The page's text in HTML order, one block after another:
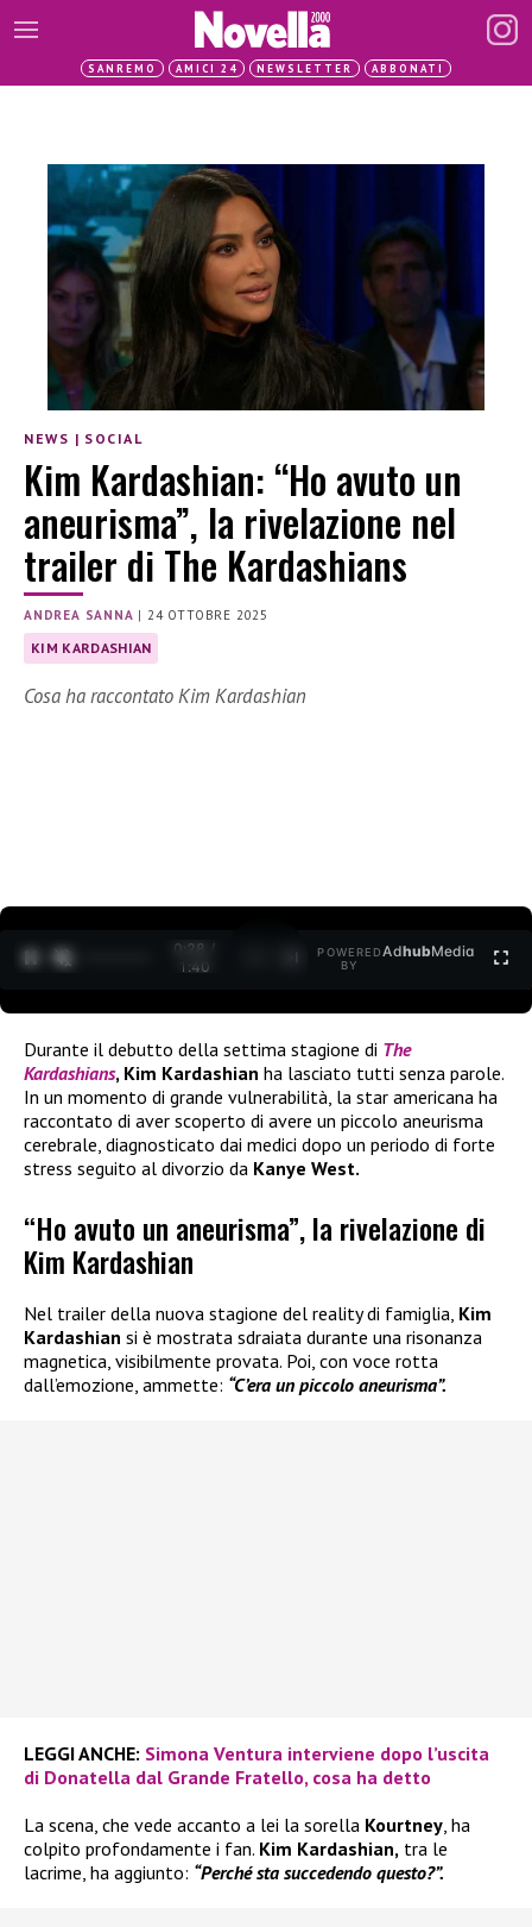
SANREMO AMICI 24 NEWSLETTER ABBONATI
NEWS | SOCIAL
Kim Kardashian: “Ho avuto un
aneurisma”, la rivelazione nel
trailer di The Kardashians
ANDREA SANNA |24 OTTOBRE 2025
KIM KARDASHIAN
Cosa ha raccontato Kim Kardashian
0:29 /
1:40
POWERED
BY
AdhubMedia
Durante il debutto della settima stagione di The
Kardashians, Kim Kardashian ha lasciato tutti senza parole.
In un momento di grande vulnerabilità, la star americana ha
raccontato di aver scoperto di avere un piccolo aneurisma
cerebrale, diagnosticato dai medici dopo un periodo di forte
stress seguito al divorzio da Kanye West.
“Ho avuto un aneurisma”, la rivelazione di
Kim Kardashian
Nel trailer della nuova stagione del reality di famiglia, Kim
Kardashian si è mostrata sdraiata durante una risonanza
magnetica, visibilmente provata. Poi, con voce rotta
dall’emozione, ammette: “C’era un piccolo aneurisma”.
LEGGI ANCHE: Simona Ventura interviene dopo l’uscita
di Donatella dal Grande Fratello, cosa ha detto
La scena, che vede accanto a lei la sorella Kourtney, ha
colpito profondamente i fan. Kim Kardashian, tra le
lacrime, ha aggiunto: “Perché sta succedendo questo?”.